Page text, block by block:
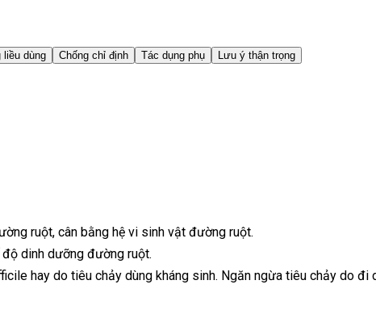
liều dùng Chống chỉ định Tác dụng phụ Lưu ý thận trọng
ruột, cân bằng hệ vi sinh vật đường ruột.
dinh dưỡng đường ruột.
hay do tiêu chảy dùng kháng sinh. Ngăn ngừa tiêu chảy do đi